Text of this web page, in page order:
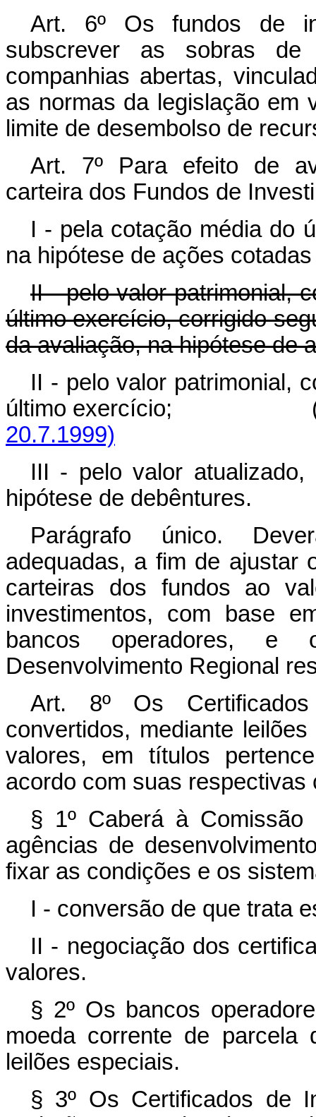
Art. 6º Os fundos de
subscrever as sobras de
companhias abertas,
as normas da legislação em
limite de desembolso de
Art. 7º Para efeito de
carteira dos Fundos de
I - pela cotação média do
na hipótese de ações
II - pelo valor patrimonial,
último exercício, corrigido
da avaliação, na hipótese de
II - pelo valor patrimonial,
último exercício;
20.7.1999)
III - pelo valor
hipótese de debêntures.
Parágrafo único.
adequadas, a fim de ajustar
carteiras dos fundos ao
investimentos, com base
bancos operadores, e
Desenvolvimento Regional
Art. 8º Os
convertidos, mediante
valores, em títulos
acordo com suas respectivas
§ 1º Caberá à Comissão
agências de
fixar as condições e os
I - conversão de que trata
II - negociação dos
valores.
§ 2º Os bancos
moeda corrente de
leilões especiais.
§ 3º Os Certificados de